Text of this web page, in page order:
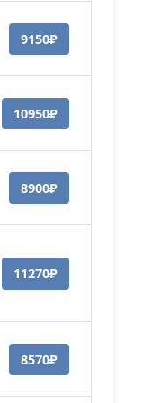
9150₽
10950₽
8900₽
11270₽
8570₽